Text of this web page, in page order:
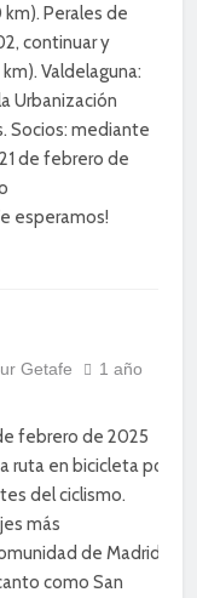
Perales de
continuar y
Valdelaguna:
Urbanización
Socios: mediante
de febrero de
esperamos!
Getafe
1 año
febrero de 2025
ruta en bicicleta por
del ciclismo.
más
de Madrid,
como San